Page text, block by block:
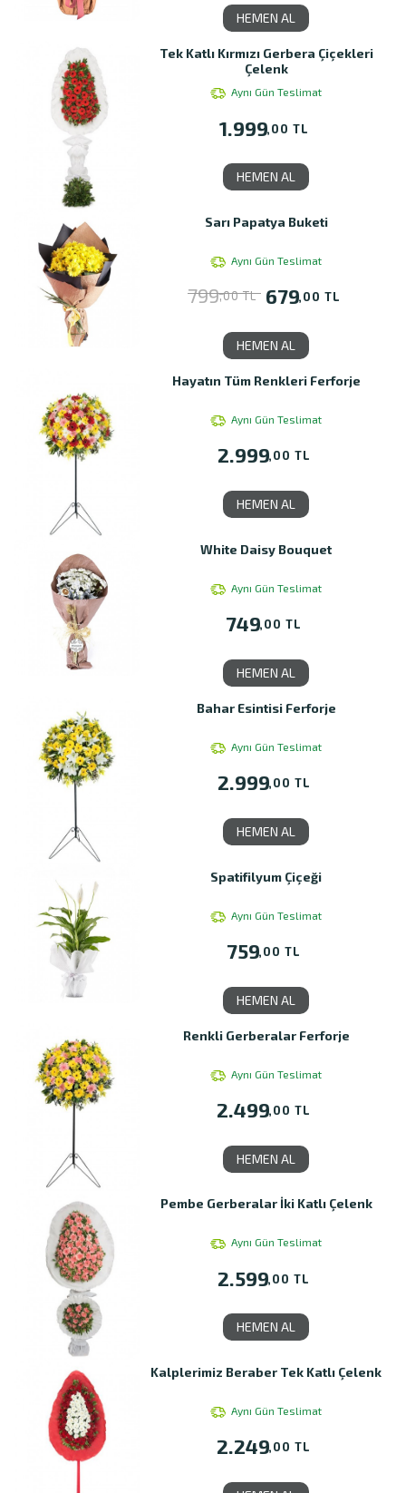
HEMEN AL
Tek Katlı Kırmızı Gerbera Çiçekleri
Çelenk
Aynı Gün Teslimat
1.999,00 TL
HEMEN AL
Sarı Papatya Buketi
Aynı Gün Teslimat
799,00 TL 679,00 TL
HEMEN AL
Hayatın Tüm Renkleri Ferforje
Aynı Gün Teslimat
2.999,00 TL
HEMEN AL
White Daisy Bouquet
Aynı Gün Teslimat
749,00 TL
HEMEN AL
Bahar Esintisi Ferforje
Aynı Gün Teslimat
2.999,00 TL
HEMEN AL
Spatifilyum Çiçeği
Aynı Gün Teslimat
759,00 TL
HEMEN AL
Renkli Gerberalar Ferforje
Aynı Gün Teslimat
2.499,00 TL
HEMEN AL
Pembe Gerberalar İki Katlı Çelenk
Aynı Gün Teslimat
2.599,00 TL
HEMEN AL
Kalplerimiz Beraber Tek Katlı Çelenk
Aynı Gün Teslimat
2.249,00 TL